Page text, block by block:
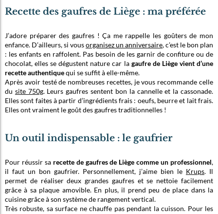
Recette des gaufres de Liège : ma préférée
J’adore préparer des gaufres ! Ça me rappelle les goûters de mon
enfance. D’ailleurs, si vousorganisez un anniversaire, c’est le bon plan
: les enfants en raffolent. Pas besoin de les garnir de confiture ou de
chocolat, elles se dégustent nature car la gaufre de Liège vient d’une
recette authentiquequi se suffit à elle-même.
Après avoir testé de nombreuses recettes, je vous recommande celle
du site 750g. Leurs gaufres sentent bon la cannelle et la cassonade.
Elles sont faites à partir d’ingrédients frais : oeufs, beurre et lait frais.
Elles ont vraiment le goût des gaufres traditionnelles !
Un outil indispensable : le gaufrier
Pour réussir sarecette de gaufres de Liège comme un professionnel,
il faut un bon gaufrier. Personnellement, j’aime bien le Krups. Il
permet de réaliser deux grandes gaufres et se nettoie facilement
grâce à sa plaque amovible. En plus, il prend peu de place dans la
cuisine grâce à son système de rangement vertical.
Très robuste, sa surface ne chauffe pas pendant la cuisson. Pour les